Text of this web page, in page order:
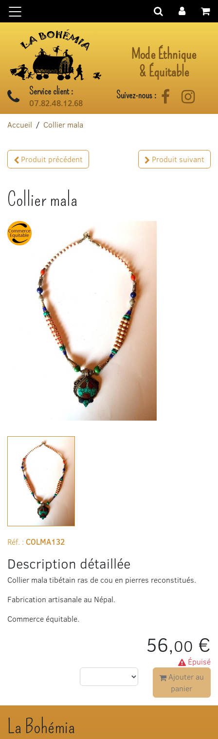
Aller au contenu
Mode Éthnique
& Équitable
Service client :
07.82.48.12.68
Suivez-nous : Facebook
Accueil Collier mala
Produit précédent Produit suivant
Collier mala
Réf. : COLMA132
Description détaillée
Collier mala tibétain ras de cou en pierres reconstitués.
Fabrication artisanale au Népal.
Commerce équitable.
56,00 €
Épuisé
Ajouter au
panier
La Bohémia